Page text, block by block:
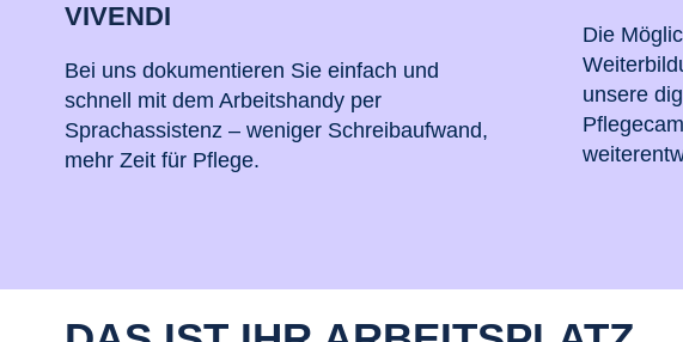
VIVENDI
Bei uns dokumentieren Sie einfach und
schnell mit dem Arbeitshandy per
Sprachassistenz – weniger Schreibaufwand,
mehr Zeit für Pflege.
Die
unsere